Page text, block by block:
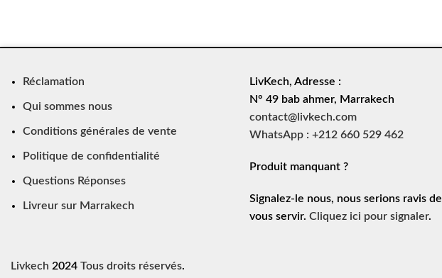
Réclamation
Qui sommes nous
Conditions générales de vente
Politique de confidentialité
Questions Réponses
Livreur sur Marrakech
LivKech, Adresse :
N° 49 bab ahmer, Marrakech
contact@livkech.com
WhatsApp : +212 660 529 462
Produit manquant ?
Signalez-le nous, nous serions ravis de
vous servir. Cliquez ici pour signaler.
Livkech 2024Tous droits réservés.